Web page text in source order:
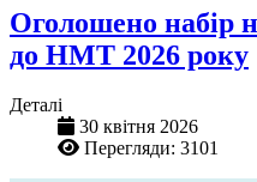
Оголошено набір
до НМТ 2026 року
Деталі
30 квітня 2026
Перегляди: 3101